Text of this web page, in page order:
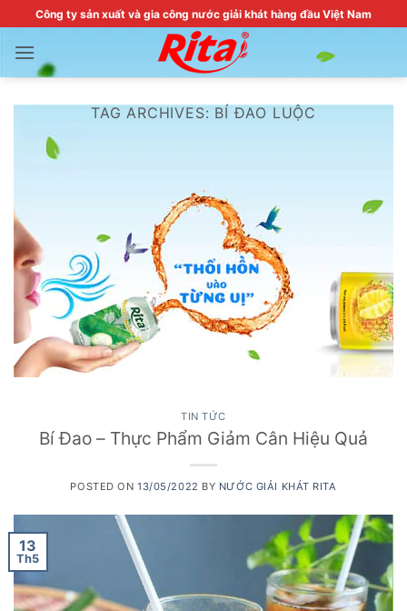
to
content
Công ty sản xuất và gia công nước giải khát hàng đầu Việt Nam
TAG ARCHIVES: BÍ ĐAO LUỘC
TIN TỨC
Bí Đao – Thực Phẩm Giảm Cân Hiệu Quả
POSTED ON13/05/2022 BY NƯỚC GIẢI KHÁT RITA
13
Th5